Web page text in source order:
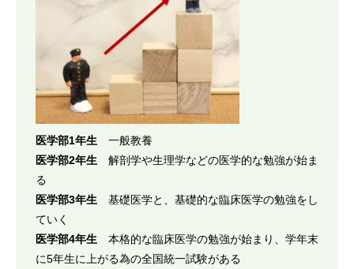
医学部1年生 一般教養
医学部2年生 解剖学や生理学などの医学的な勉強が始ま
る
医学部3年生 基礎医学と、基礎的な臨床医学の勉強をし
ていく
医学部4年生 本格的な臨床医学の勉強が始まり、学年末
に5年生に上がる為の全国統一試験がある